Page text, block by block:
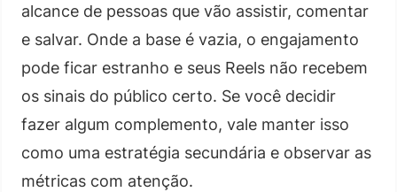
alcance de pessoas que vão assistir, comentar
e salvar. Onde a base é vazia, o engajamento
pode ficar estranho e seus Reels não recebem
os sinais do público certo. Se você decidir
fazer algum complemento, vale manter isso
como uma estratégia secundária e observar as
métricas com atenção.